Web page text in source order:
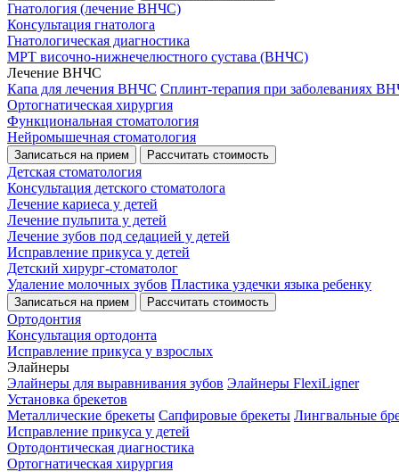
Гнатология (лечение ВНЧС)
Консультация гнатолога
Гнатологическая диагностика
МРТ височно-нижнечелюстного сустава (ВНЧС)
Лечение ВНЧС
Капа для лечения ВНЧС Сплинт-терапия при заболеваниях
Ортогнатическая хирургия
Функциональная стоматология
Нейромышечная стоматология
Записаться на прием Рассчитать стоимость
Детская стоматология
Консультация детского стоматолога
Лечение кариеса у детей
Лечение пульпита у детей
Лечение зубов под седацией у детей
Исправление прикуса у детей
Детский хирург-стоматолог
Удаление молочных зубов Пластика уздечки языка ребенку
Записаться на прием Рассчитать стоимость
Ортодонтия
Консультация ортодонта
Исправление прикуса у взрослых
Элайнеры
Элайнеры для выравнивания зубов Элайнеры FlexiLigner
Установка брекетов
Металлические брекеты Сапфировые брекеты Лингвальные
Исправление прикуса у детей
Ортодонтическая диагностика
Ортогнатическая хирургия